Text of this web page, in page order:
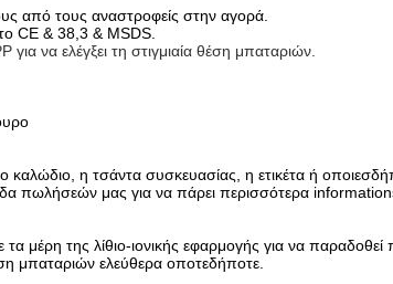
από τους αναστροφείς στην αγορά.
CE & 38,3 & MSDS.
να ελέγξει τη στιγμιαία θέση μπαταριών.
η τσάντα συσκευασίας, η ετικέτα ή
πωλήσεών μας για να πάρει περισσότερα
της λίθιο-ιονικής εφαρμογής για να
μπαταριών ελεύθερα οποτεδήποτε.